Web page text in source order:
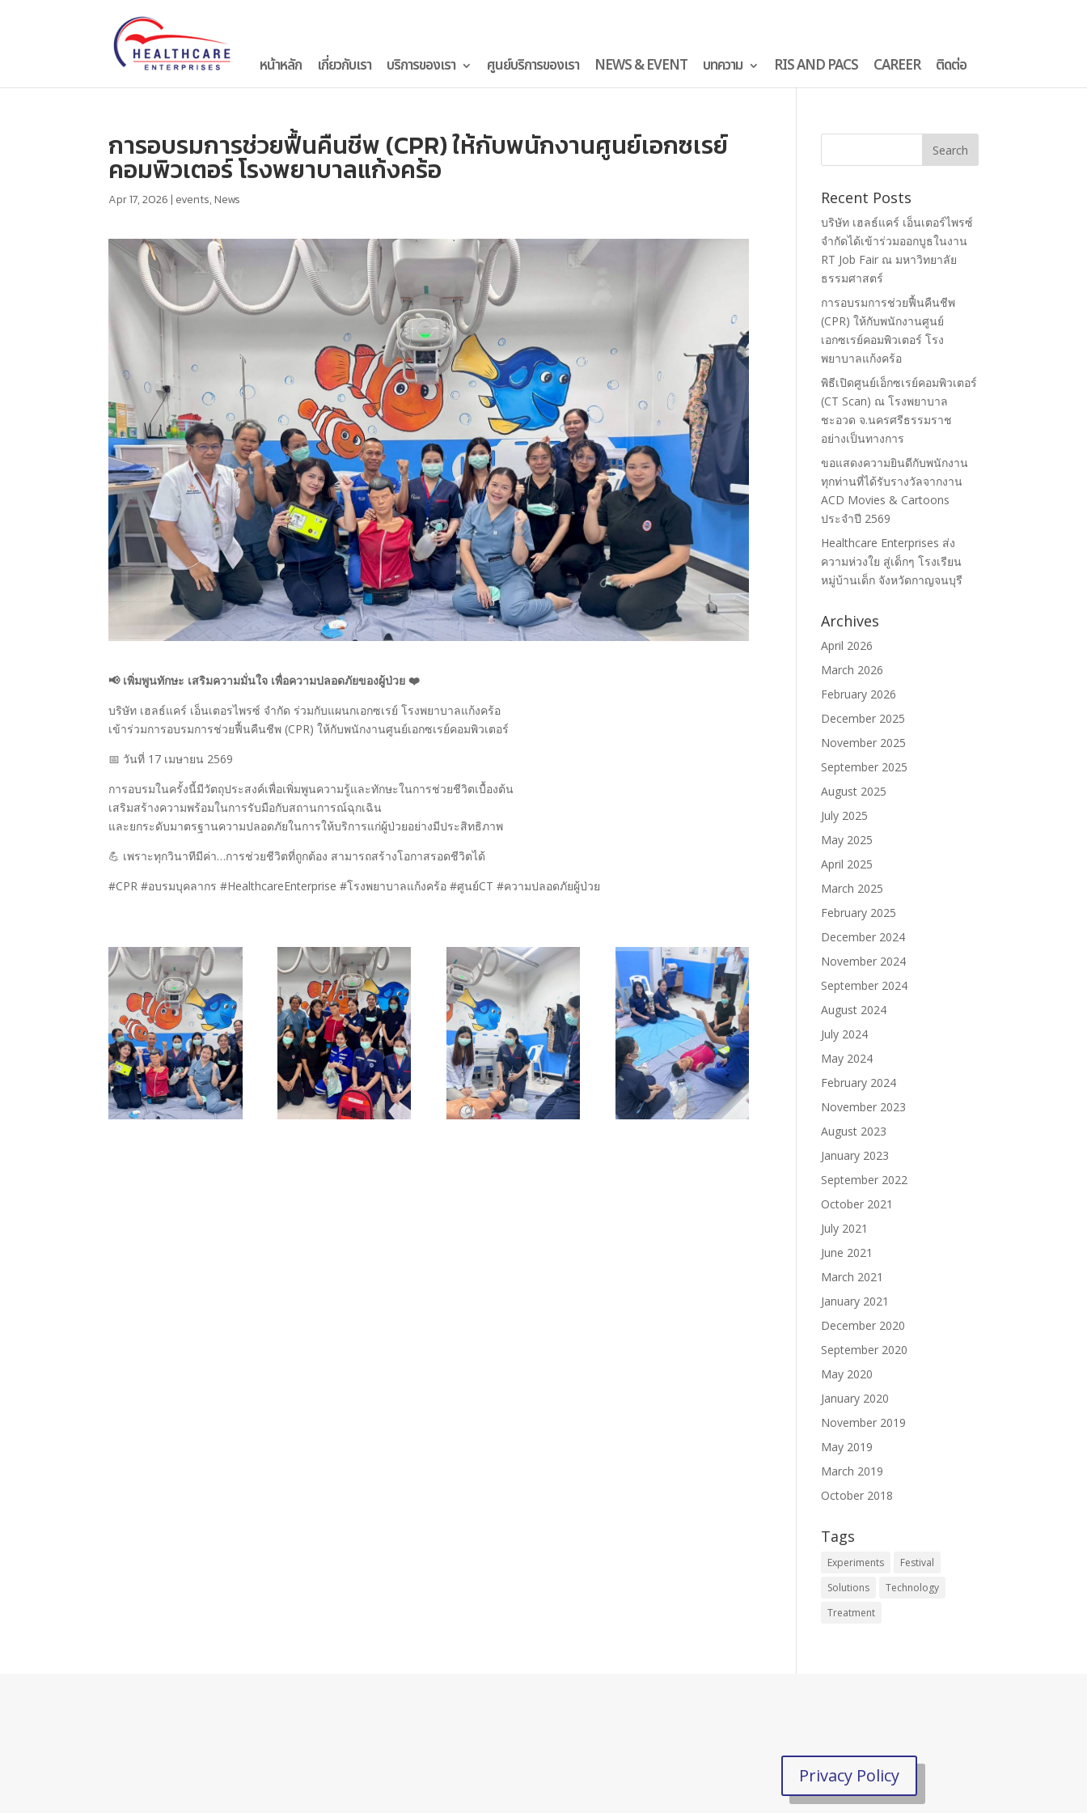
หน้าหลัก เกี่ยวกับเรา บริการของเรา ศูนย์บริการของเรา NEWS & EVENT บทความ RIS AND PACS CAREER ติดต่อ
การอบรมการช่วยฟื้นคืนชีพ (CPR) ให้กับพนักงานศูนย์เอกซเรย์
คอมพิวเตอร์ โรงพยาบาลแก้งคร้อ
Apr 17, 2026| events,News
📢 เพิ่มพูนทักษะ เสริมความมั่นใจ เพื่อความปลอดภัยของผู้ป่วย ❤️
บริษัท เฮลธ์แคร์ เอ็นเตอรไพรซ์ จำกัด ร่วมกับแผนกเอกซเรย์ โรงพยาบาลแก้งคร้อ
เข้าร่วมการอบรมการช่วยฟื้นคืนชีพ (CPR) ให้กับพนักงานศูนย์เอกซเรย์คอมพิวเตอร์
📅 วันที่ 17 เมษายน 2569
การอบรมในครั้งนี้มีวัตถุประสงค์เพื่อเพิ่มพูนความรู้และทักษะในการช่วยชีวิตเบื้องต้น
เสริมสร้างความพร้อมในการรับมือกับสถานการณ์ฉุกเฉิน
และยกระดับมาตรฐานความปลอดภัยในการให้บริการแก่ผู้ป่วยอย่างมีประสิทธิภาพ
💪 เพราะทุกวินาทีมีค่า…การช่วยชีวิตที่ถูกต้อง สามารถสร้างโอกาสรอดชีวิตได้
#CPR #อบรมบุคลากร #HealthcareEnterprise #โรงพยาบาลแก้งคร้อ #ศูนย์CT #ความปลอดภัยผู้ป่วย
Recent Posts
บริษัท เฮลธ์แคร์ เอ็นเตอร์ไพรซ์
จำกัดได้เข้าร่วมออกบูธในงาน
RT Job Fair ณ มหาวิทยาลัย
ธรรมศาสตร์
การอบรมการช่วยฟื้นคืนชีพ
(CPR) ให้กับพนักงานศูนย์
เอกซเรย์คอมพิวเตอร์ โรง
พยาบาลแก้งคร้อ
พิธีเปิดศูนย์เอ็กซเรย์คอมพิวเตอร์
(CT Scan) ณ โรงพยาบาล
ชะอวด จ.นครศรีธรรมราช
อย่างเป็นทางการ
ขอแสดงความยินดีกับพนักงาน
ทุกท่านที่ได้รับรางวัลจากงาน
ACD Movies & Cartoons
ประจำปี 2569
Healthcare Enterprises ส่ง
ความห่วงใย สู่เด็กๆ โรงเรียน
หมู่บ้านเด็ก จังหวัดกาญจนบุรี
Archives
April 2026
March 2026
February 2026
December 2025
November 2025
September 2025
August 2025
July 2025
May 2025
April 2025
March 2025
February 2025
December 2024
November 2024
September 2024
August 2024
July 2024
May 2024
February 2024
November 2023
August 2023
January 2023
September 2022
October 2021
July 2021
June 2021
March 2021
January 2021
December 2020
September 2020
May 2020
January 2020
November 2019
May 2019
March 2019
October 2018
Tags
Experiments
Festival
Solutions
Technology
Treatment
Privacy Policy